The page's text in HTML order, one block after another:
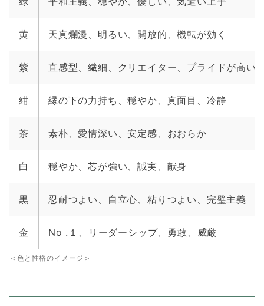
黄 天真爛漫、明るい、開放的、機転が効く
紫 直感型、繊細、クリエイター、プライドが高い
紺 縁の下の力持ち、穏やか、真面目、冷静
茶 素朴、愛情深い、安定感、おおらか
白 穏やか、芯が強い、誠実、献身
黒 忍耐つよい、自立心、粘りつよい、完璧主義
金 No .１、リーダーシップ、勇敢、威厳
＜色と性格のイメージ＞